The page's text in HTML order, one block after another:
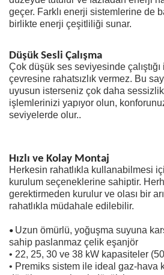
geçer. Farklı enerji sistemlerine de
birlikte enerji çeşitliliği sunar.
Düşük Sesli Çalışma
Çok düşük ses seviyesinde çalıştığı
çevresine rahatsızlık vermez. Bu
uyusun isterseniz çok daha
işlemlerinizi yapıyor olun,
seviyelerde olur..
Hızlı ve Kolay Montaj
Herkesin rahatlıkla kullanabilmesi
kurulum seçeneklerine sahiptir.
gerektirmeden kurulur ve olası bir
rahatlıkla müdahale edilebilir.
• Uzun ömürlü, yoğuşma suyuna
sahip paslanmaz çelik eşanjör
• 22, 25, 30 ve 38 kW kapasiteler
• Premiks sistem ile ideal gaz-hava